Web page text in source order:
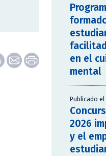
en el
mental
Publicado
2026
y el